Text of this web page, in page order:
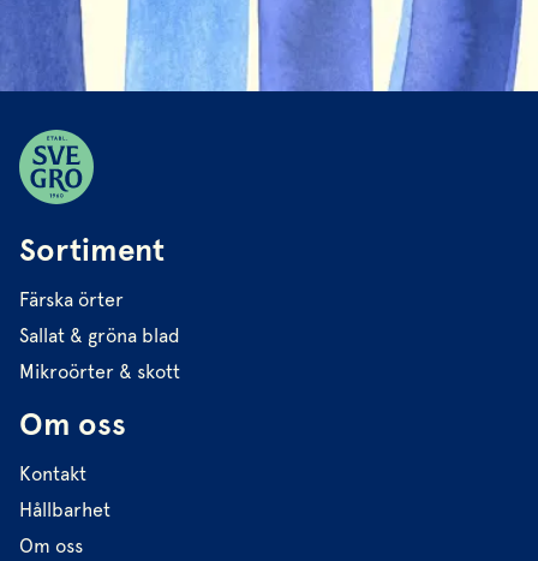
Sortiment
Färska örter
Sallat & gröna blad
Mikroörter & skott
Om oss
Kontakt
Hållbarhet
Om oss